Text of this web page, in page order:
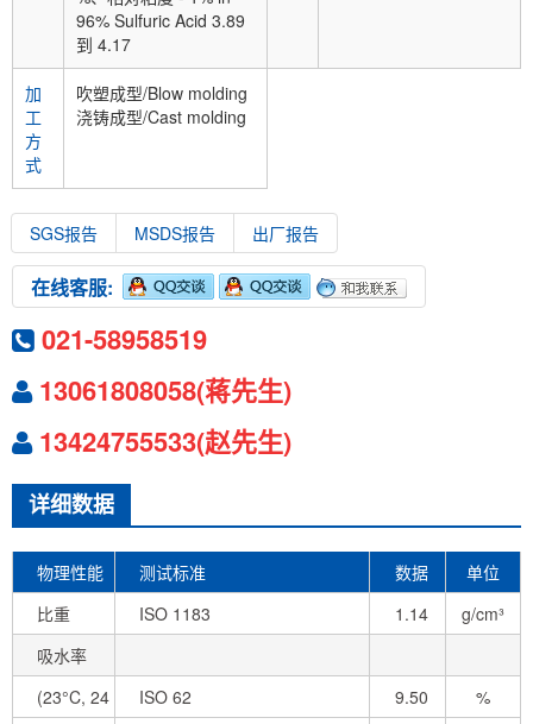
96% Sulfuric Acid 3.89
到 4.17
加
工
方
式
吹塑成型/Blow molding
浇铸成型/Cast molding
SGS报告 MSDS报告 出厂报告
在线客服:
021-58958519
13061808058(蒋先生)
13424755533(赵先生)
详细数据
物理性能 测试标准 数据
单位
比重
ISO 1183 1.14
g/cm³
吸水率
(23°C, 24
ISO 62 9.50
%